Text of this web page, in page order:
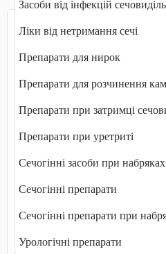
Засоби від інфекцій
Ліки від нетримання сечі
Препарати для нирок
Препарати для розчинення
Препарати при затримці
Препарати при уретриті
Сечогінні засоби при
Сечогінні препарати
Сечогінні препарати при
Урологічні препарати